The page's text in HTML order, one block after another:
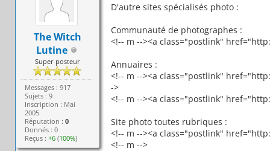
The Witch
Lutine
Super posteur
Messages : 917
Sujets : 9
Inscription : Mai
2005
Réputation :0
Donnés : 0
Reçus :+6 (100%)
D'autre sites spécialisés photo :
Communauté de photographes :
<!-- m --><a class="postlink"
Annuaires :
<!-- m --><a class="postlink"
->
<!-- m --><a class="postlink"
Site photo toutes rubriques :
<!-- m --><a class="postlink"
<!-- m -->